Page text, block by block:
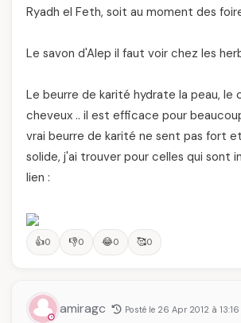
Ryadh el Feth, soit au moment des
Le savon d'Alep il faut voir chez les
Le beurre de karité hydrate la peau, le
cheveux .. il est efficace pour
vrai beurre de karité ne sent pas fort
solide, j'ai trouver pour celles qui sont
lien :
👍0 👎0 😂0 🥰0
amiragc Posté le 26 Apr 2012 à 13:16